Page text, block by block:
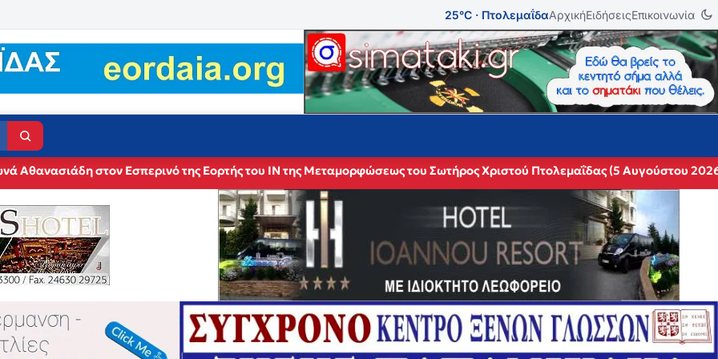
25°C · ΠτολεμαΐδαΑρχικήΕιδήσειςΕπικοινωνία
Αθανασιάδη στον Εσπερινό της Εορτής του ΙΝ της Μεταμορφώσεως του Σωτήρος Χριστού Πτολεμαΐδας (5 Αυγούστου